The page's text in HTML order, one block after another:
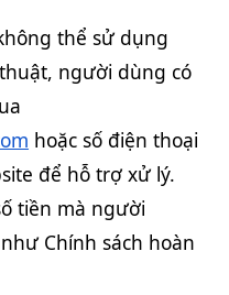
thể sử dụng
người dùng có
hoặc số điện thoại
để hỗ trợ xử lý.
tiền mà người
Chính sách hoàn